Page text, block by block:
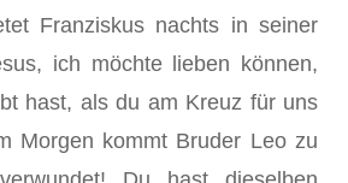
Franziskus nachts in seiner
ich möchte lieben können,
hast, als du am Kreuz für uns
Morgen kommt Bruder Leo zu